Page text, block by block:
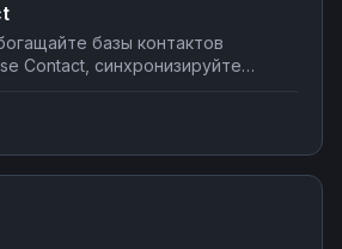
базы контактов
Contact, синхронизируйте
воронках продаж. Настройте
и верификацию контактов